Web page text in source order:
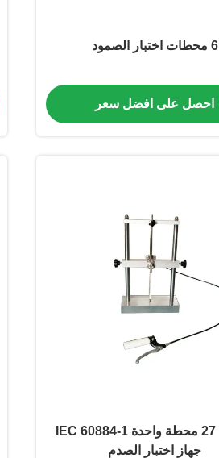
6 محطات اختبار الصمود
احصل على افضل سعر
الشكل 27 محطة واحدة IEC 60884-1
جهاز اختبار الصدم